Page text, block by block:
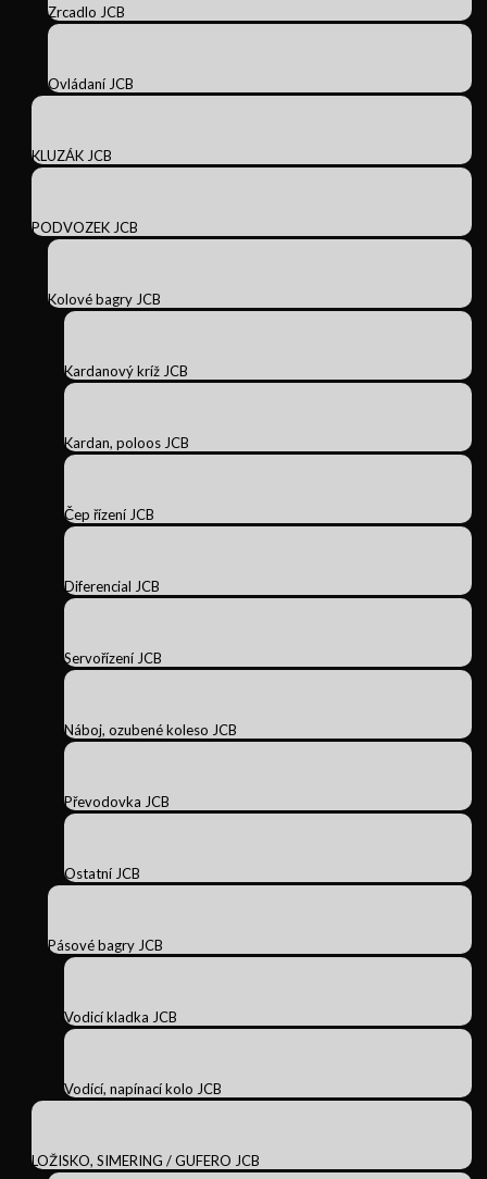
Zrcadlo JCB
Ovládaní JCB
KLUZÁK JCB
PODVOZEK JCB
Kolové bagry JCB
Kardanový kríž JCB
Kardan, poloos JCB
Čep řízení JCB
Diferencial JCB
Servořízení JCB
Náboj, ozubené koleso JCB
Převodovka JCB
Ostatní JCB
Pásové bagry JCB
Vodicí kladka JCB
Vodící, napínací kolo JCB
LOŽISKO, SIMERING / GUFERO JCB